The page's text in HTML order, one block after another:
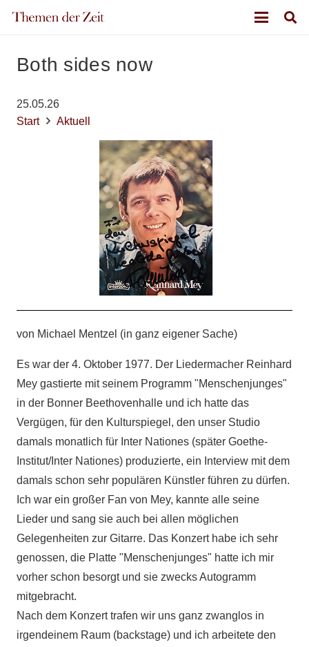
Both sides now
25.05.26
Start
Aktuell
von Michael Mentzel (in ganz eigener Sache)
Es war der 4. Oktober 1977. Der Liedermacher Reinhard
Mey gastierte mit seinem Programm "Menschenjunges"
in der Bonner Beethovenhalle und ich hatte das
Vergügen, für den Kulturspiegel, den unser Studio
damals monatlich für Inter Nationes (später Goethe-
Institut/Inter Nationes) produzierte, ein Interview mit dem
damals schon sehr populären Künstler führen zu dürfen.
Ich war ein großer Fan von Mey, kannte alle seine
Lieder und sang sie auch bei allen möglichen
Gelegenheiten zur Gitarre. Das Konzert habe ich sehr
genossen, die Platte "Menschenjunges" hatte ich mir
vorher schon besorgt und sie zwecks Autogramm
mitgebracht.
Nach dem Konzert trafen wir uns ganz zwanglos in
irgendeinem Raum (backstage) und ich arbeitete den